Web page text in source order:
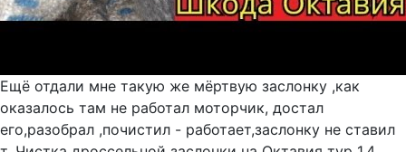
Ещё отдали мне такую же мёртвую заслонку ,как
оказалось там не работал моторчик, достал
его,разобрал ,почистил - работает,заслонку не ставил